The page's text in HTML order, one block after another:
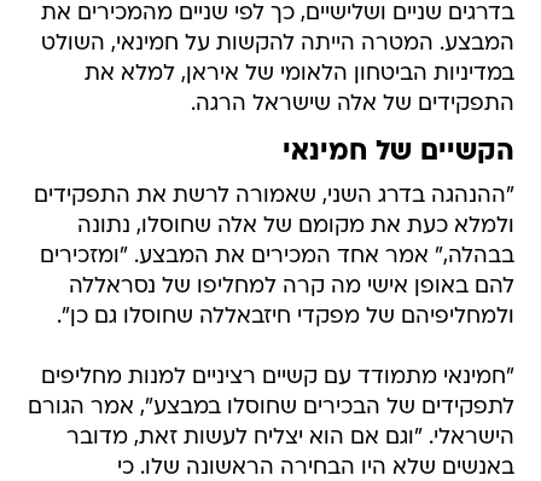
בדרגים שניים ושלישיים, כך לפי שניים מהמכירים את
המבצע. המטרה הייתה להקשות על חמינאי, השולט
במדיניות הביטחון הלאומי של איראן, למלא את
התפקידים של אלה שישראל הרגה.
הקשיים של חמינאי
"ההנהגה בדרג השני, שאמורה לרשת את התפקידים
ולמלא כעת את מקומם של אלה שחוסלו, נתונה
בבהלה," אמר אחד המכירים את המבצע. "ומזכירים
להם באופן אישי מה קרה למחליפו של נסראללה
ולמחליפיהם של מפקדי חיזבאללה שחוסלו גם כן".
"חמינאי מתמודד עם קשיים רציניים למנות מחליפים
לתפקידים של הבכירים שחוסלו במבצע", אמר הגורם
הישראלי. "וגם אם הוא יצליח לעשות זאת, מדובר
באנשים שלא היו הבחירה הראשונה שלו. כי